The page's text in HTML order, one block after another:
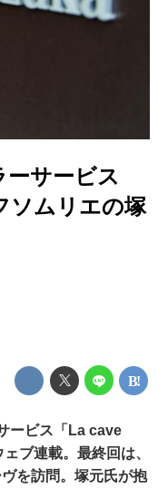
ーサービス
ソムリエの塚
ービス「La cave
ブ連載。最終回は、
を訪問。塚元氏が抱